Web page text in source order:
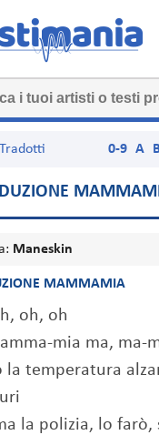
0-9 A
Maneskin
MAMMAMIA
oh, oh
mia ma, ma-
la temperatura
la polizia, lo